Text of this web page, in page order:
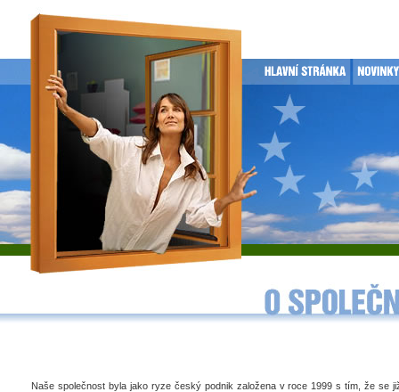
Naše společnost byla jako ryze český podnik založena v roce 1999 s tím, že se